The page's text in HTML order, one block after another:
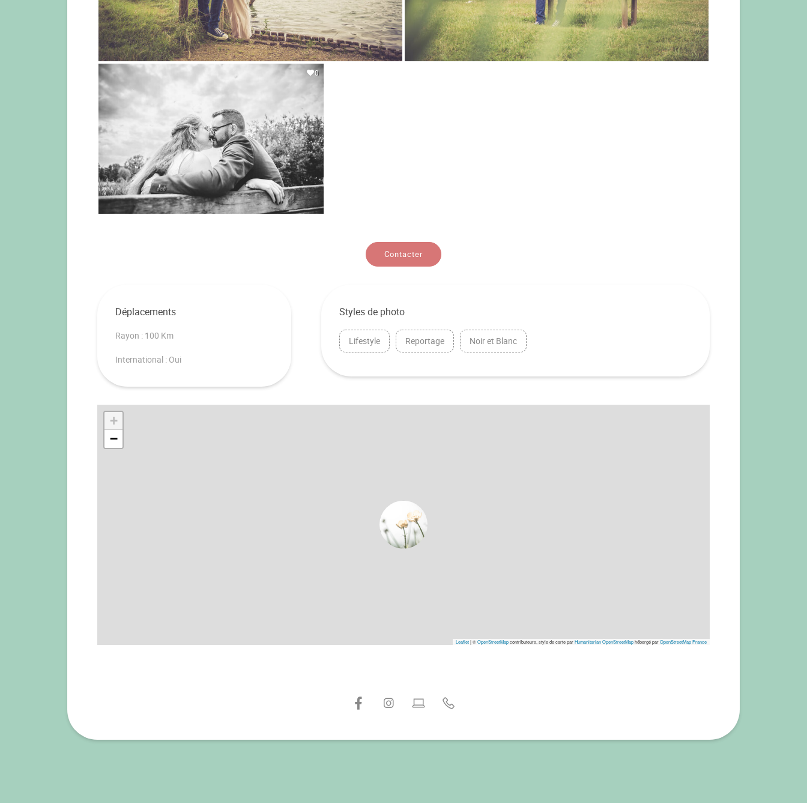
0
Contacter
Déplacements
Rayon : 100 Km
International : Oui
Styles de photo
Lifestyle Reportage Noir et Blanc
+
−
Leaflet|©OpenStreetMapcontributeurs, style de carte parHumanitarian OpenStreetMaphébergé parOpenStreetMap France